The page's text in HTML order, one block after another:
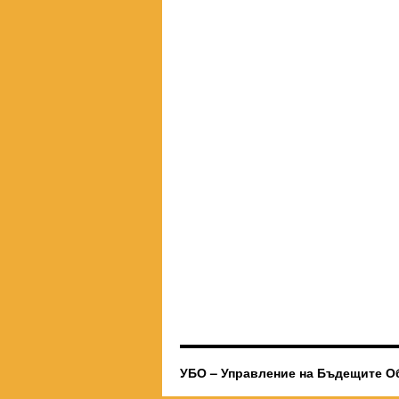
УБО – Управление на Бъдещите